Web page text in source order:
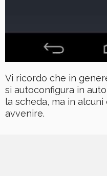
Vi ricordo che in
si autoconfigura in
la scheda, ma in
avvenire.